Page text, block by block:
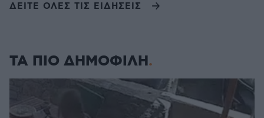
ΔΕΙΤΕ ΟΛΕΣ ΤΙΣ ΕΙΔΗΣΕΙΣ
ΤΑ ΠΙΟ ΔΗΜΟΦΙΛΗ